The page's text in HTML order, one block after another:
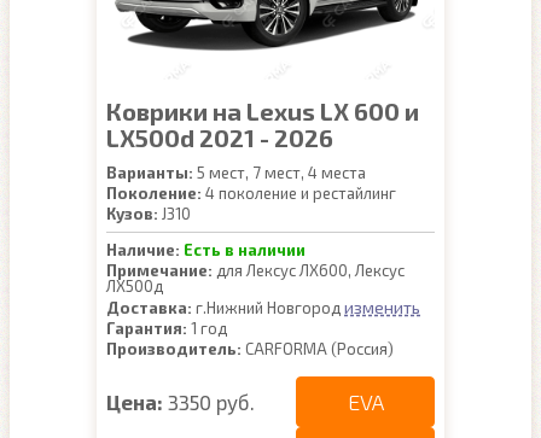
Коврики на Lexus LX 600 и
LX500d 2021 - 2026
Варианты: 5 мест, 7 мест, 4 места
Поколение: 4 поколение и рестайлинг
Кузов: J310
Наличие: Есть в наличии
Примечание: для Лексус ЛХ600, Лексус
ЛХ500д
Доставка: г.Нижний Новгород изменить
Гарантия: 1 год
Производитель: CARFORMA (Россия)
Цена: 3350 руб. EVA